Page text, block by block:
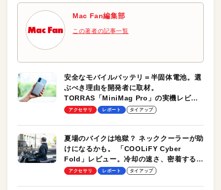
Mac Fan編集部
この著者の記事一覧
安全なモバイルバッテリ＝半固体電池。選
ぶべき理由を開発者に取材。
TORRAS「MiniMag Pro」の実機レビュ
ーも
アクセサリ レポート タイアップ
夏場のバイクは地獄？ ネッククーラーが助
けになるかも。 「COOLiFY Cyber
Fold」レビュー。冷却の速さ、密着する冷
却プレート、シンプルな操作性がグッド！
アクセサリ レポート タイアップ